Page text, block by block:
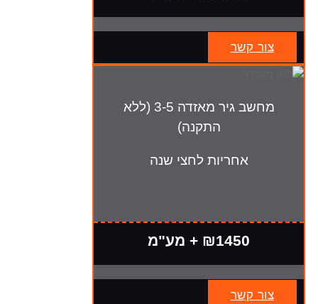
צור קשר
מחשב גיר מאזדה 3-5 (ללא
התקנה)
אחריות לחצי שנה
₪1450 + מע"מ
צור קשר